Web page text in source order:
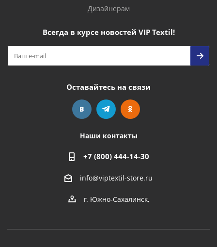
Дизайнерам
Всегда в курсе новостей VIP Textil!
Оставайтесь на связи
Наши контакты
+7 (800) 444-14-30
info@viptextil-store.ru
г. Южно-Сахалинск,